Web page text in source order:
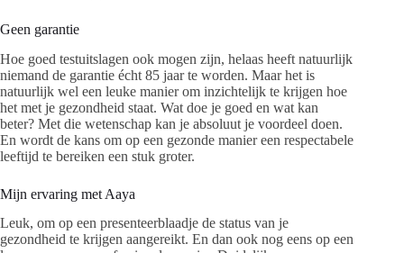
Geen garantie
Hoe goed testuitslagen ook mogen zijn, helaas heeft natuurlijk
niemand de garantie écht 85 jaar te worden. Maar het is
natuurlijk wel een leuke manier om inzichtelijk te krijgen hoe
het met je gezondheid staat. Wat doe je goed en wat kan
beter? Met die wetenschap kan je absoluut je voordeel doen.
En wordt de kans om op een gezonde manier een respectabele
leeftijd te bereiken een stuk groter.
Mijn ervaring met Aaya
Leuk, om op een presenteerblaadje de status van je
gezondheid te krijgen aangereikt. En dan ook nog eens op een